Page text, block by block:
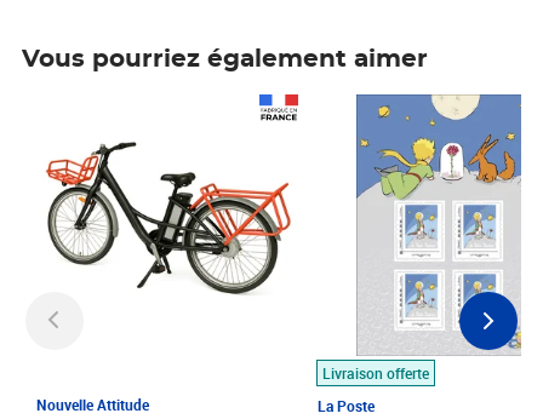
Vous pourriez également aimer
Nouvelle Attitude
Livraison offerte
La Poste
Prix 7,50€